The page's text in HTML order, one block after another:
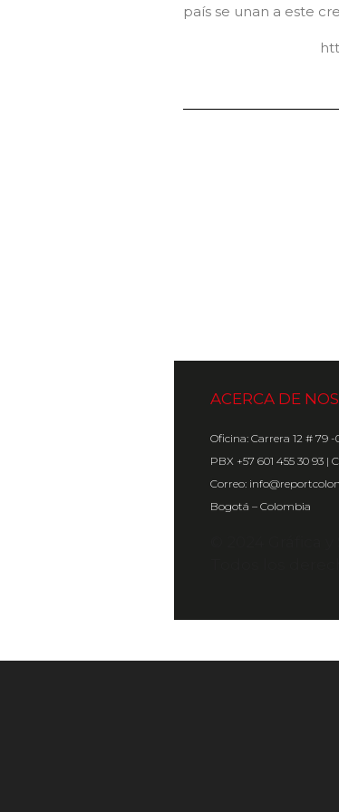
país se unan a este
ACERCA DE
Oficina: Carrera 12 # 79
PBX +57 601 455 30 93 |
Correo:
Bogotá – Colombia